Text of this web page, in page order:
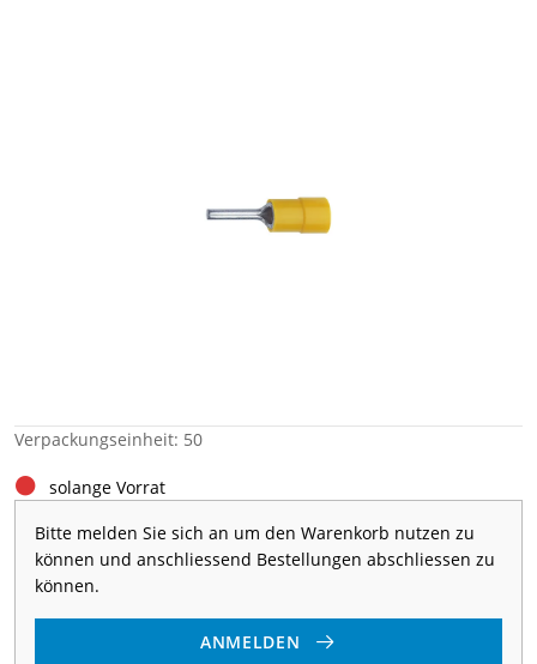
Verpackungseinheit: 50
solange Vorrat
Bitte melden Sie sich an um den Warenkorb nutzen zu
können und anschliessend Bestellungen abschliessen zu
können.
ANMELDEN